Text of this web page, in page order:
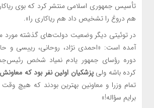
تأسیس جمهوری اسلامی منتشر کرد که بوی
هم دروغ را تشخیص داد هم ریاکاری را».
در توئیتی دیگر وضعیت دولت‌های گذشته مورد
دوره‌ رؤسای جمهور یادم نمیاد شخص
کرده باشه ولیپزشکیان اولین نفر بود که
تمام وزرا و معاونین بهترین بودند که هیچ
برایم سؤاله!»